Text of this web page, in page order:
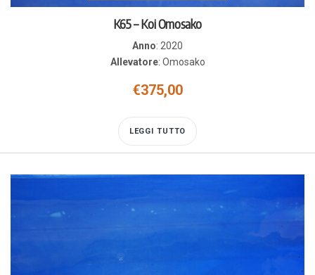
K65 – Koi Omosako
Anno: 2020
Allevatore: Omosako
€375,00
LEGGI TUTTO